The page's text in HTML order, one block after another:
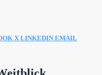
X LINKEDIN EMAIL